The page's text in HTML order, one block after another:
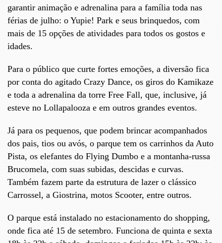
garantir animação e adrenalina para a família toda nas
férias de julho: o Yupie! Park e seus brinquedos, com
mais de 15 opções de atividades para todos os gostos e
idades.
Para o público que curte fortes emoções, a diversão fica
por conta do agitado Crazy Dance, os giros do Kamikaze
e toda a adrenalina da torre Free Fall, que, inclusive, já
esteve no Lollapalooza e em outros grandes eventos.
​Já para os pequenos, que podem brincar acompanhados
dos pais, tios ou avós, o parque tem os carrinhos da Auto
Pista, os elefantes do Flying Dumbo e a montanha-russa
Brucomela, com suas subidas, descidas e curvas.
Também fazem parte da estrutura de lazer o clássico
Carrossel, a Giostrina, motos Scooter, entre outros.
O parque está instalado no estacionamento do shopping,
onde fica até 15 de setembro. Funciona de quinta e sexta